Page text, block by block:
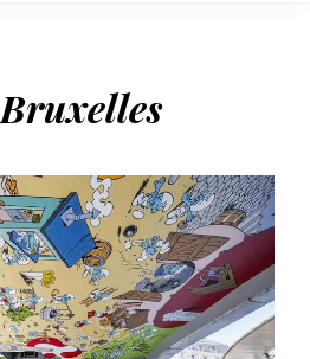
Bruxelles